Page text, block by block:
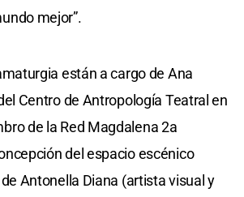
mejor”.
están a cargo de Ana
Centro de Antropología Teatral en
de la Red Magdalena 2a
del espacio escénico
Antonella Diana (artista visual y